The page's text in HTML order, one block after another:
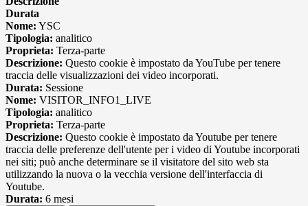
Durata
Nome: YSC
Tipologia: analitico
Proprieta: Terza-parte
Descrizione: Questo cookie è impostato da YouTube per tenere
traccia delle visualizzazioni dei video incorporati.
Durata: Sessione
Nome: VISITOR_INFO1_LIVE
Tipologia: analitico
Proprieta: Terza-parte
Descrizione: Questo cookie è impostato da Youtube per tenere
traccia delle preferenze dell'utente per i video di Youtube incorporati
nei siti; può anche determinare se il visitatore del sito web sta
utilizzando la nuova o la vecchia versione dell'interfaccia di
Youtube.
Durata: 6 mesi